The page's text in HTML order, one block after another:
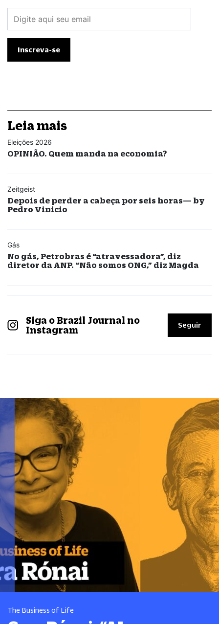
Leia mais
Eleições 2026
OPINIÃO. Quem manda na economia?
Zeitgeist
Depois de perder a cabeça por seis horas— by
Pedro Vinicio
Gás
No gás, Petrobras é “atravessadora”, diz
diretor da ANP. “Não somos ONG,” diz Magda
Siga o Brazil Journal no
Instagram
Seguir
The Business of Life